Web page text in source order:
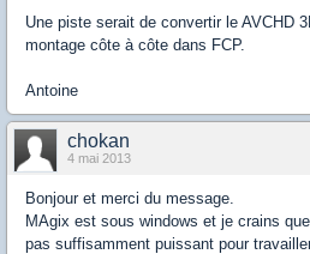
Une piste serait de convertir le AVCHD
montage côte à côte dans FCP.
Antoine
chokan
4 mai 2013
Bonjour et merci du message.
MAgix est sous windows et je crains
pas suffisamment puissant pour